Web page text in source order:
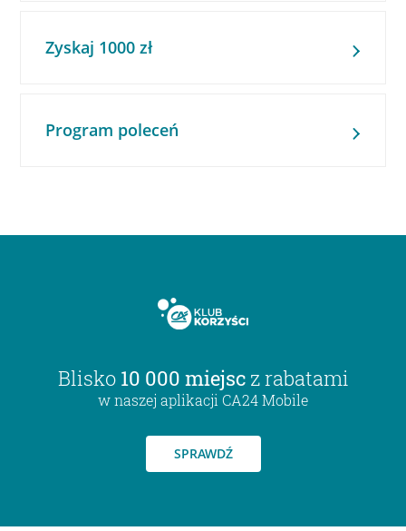
Zyskaj 1000 zł
Program poleceń
Blisko 10 000 miejsc z rabatami
w naszej aplikacji CA24 Mobile
SPRAWDŹ